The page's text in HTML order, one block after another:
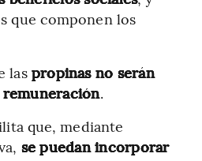
que componen los
laspropinas no serán
.
que, mediante
se puedan incorporar